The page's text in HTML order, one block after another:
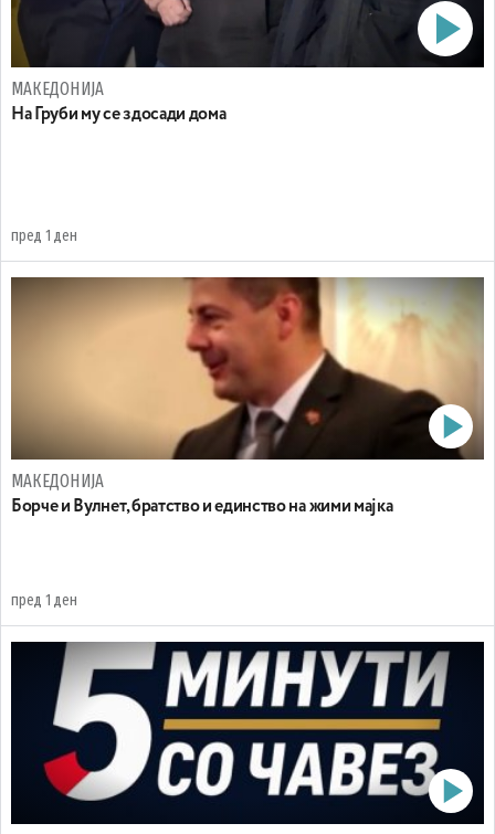
МАКЕДОНИЈА
На Груби му се здосади дома
пред 1 ден
МАКЕДОНИЈА
Борче и Вулнет, братство и единство на жими мајка
пред 1 ден